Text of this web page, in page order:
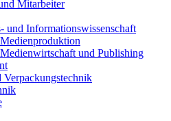
Mitarbeiter
und Informationswissenschaft
und Publishing